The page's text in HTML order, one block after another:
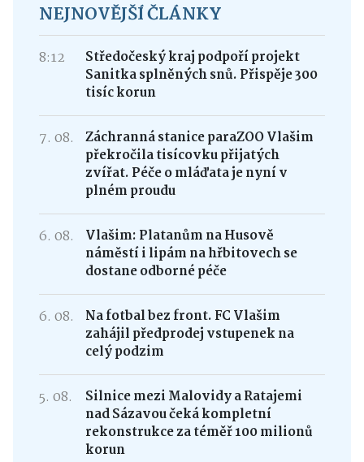
NEJNOVĚJŠÍ ČLÁNKY
8:12
Středočeský kraj podpoří projekt
Sanitka splněných snů. Přispěje 300
tisíc korun
7. 08.
Záchranná stanice paraZOO Vlašim
překročila tisícovku přijatých
zvířat. Péče o mláďata je nyní v
plném proudu
6. 08.
Vlašim: Platanům na Husově
náměstí i lipám na hřbitovech se
dostane odborné péče
6. 08.
Na fotbal bez front. FC Vlašim
zahájil předprodej vstupenek na
celý podzim
5. 08.
Silnice mezi Malovidy a Ratajemi
nad Sázavou čeká kompletní
rekonstrukce za téměř 100 milionů
korun